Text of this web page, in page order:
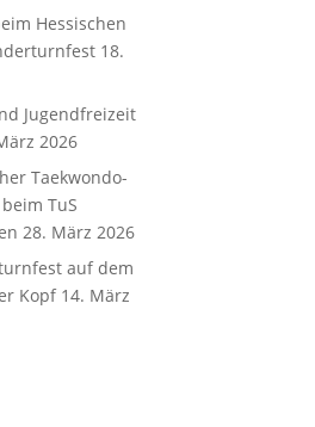
Hessischen
18.
Jugendfreizeit
2026
Taekwondo-
TuS
28. März 2026
auf dem
Kopf 14. März